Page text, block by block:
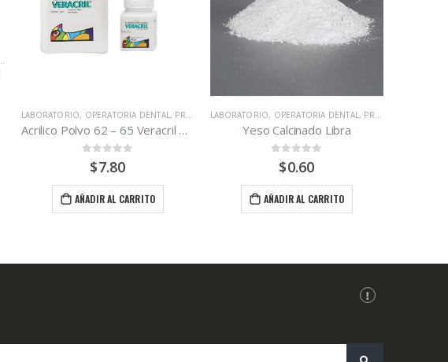
LABORATORIO, OPERATORIA DENTAL, PROSTODONCIA
Acrilico Polvo 62 – 65 Veracril New Stetic Bote 60gr
out of 5
$7.80
AÑADIR AL CARRITO
LABORATORIO, OPERATORIA DENTAL, PROSTODONCIA
Yeso Calcinado Libra
out of 5
$0.60
AÑADIR AL CARRITO